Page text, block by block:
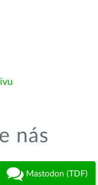
nás
Mastodon (TDF)